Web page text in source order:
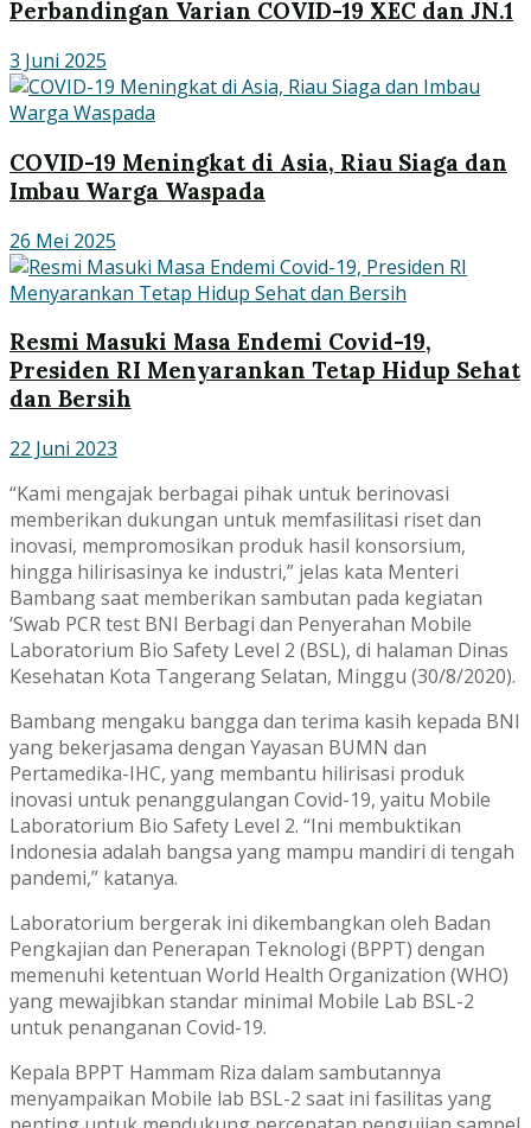
Perbandingan Varian COVID-19 XEC dan JN.1
3 Juni 2025
COVID-19 Meningkat di Asia, Riau Siaga dan
Imbau Warga Waspada
26 Mei 2025
Resmi Masuki Masa Endemi Covid-19,
Presiden RI Menyarankan Tetap Hidup Sehat
dan Bersih
22 Juni 2023
“Kami mengajak berbagai pihak untuk berinovasi
memberikan dukungan untuk memfasilitasi riset dan
inovasi, mempromosikan produk hasil konsorsium,
hingga hilirisasinya ke industri,” jelas kata Menteri
Bambang saat memberikan sambutan pada kegiatan
‘Swab PCR test BNI Berbagi dan Penyerahan Mobile
Laboratorium Bio Safety Level 2 (BSL), di halaman Dinas
Kesehatan Kota Tangerang Selatan, Minggu (30/8/2020).
Bambang mengaku bangga dan terima kasih kepada BNI
yang bekerjasama dengan Yayasan BUMN dan
Pertamedika-IHC, yang membantu hilirisasi produk
inovasi untuk penanggulangan Covid-19, yaitu Mobile
Laboratorium Bio Safety Level 2. “Ini membuktikan
Indonesia adalah bangsa yang mampu mandiri di tengah
pandemi,” katanya.
Laboratorium bergerak ini dikembangkan oleh Badan
Pengkajian dan Penerapan Teknologi (BPPT) dengan
memenuhi ketentuan World Health Organization (WHO)
yang mewajibkan standar minimal Mobile Lab BSL-2
untuk penanganan Covid-19.
Kepala BPPT Hammam Riza dalam sambutannya
menyampaikan Mobile lab BSL-2 saat ini fasilitas yang